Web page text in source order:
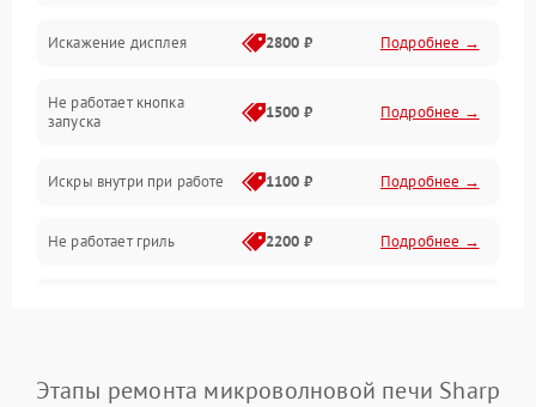
Питание и запуск
Нагрев и приготовление
Программное обеспечение
Искажение дисплея 2800 ₽ Подробнее →
Не работает кнопка
запуска
1500 ₽ Подробнее →
Искры внутри при работе 1100 ₽ Подробнее →
Не работает гриль 2200 ₽ Подробнее →
Подробнее →
Этапы ремонта микроволновой печи Sharp